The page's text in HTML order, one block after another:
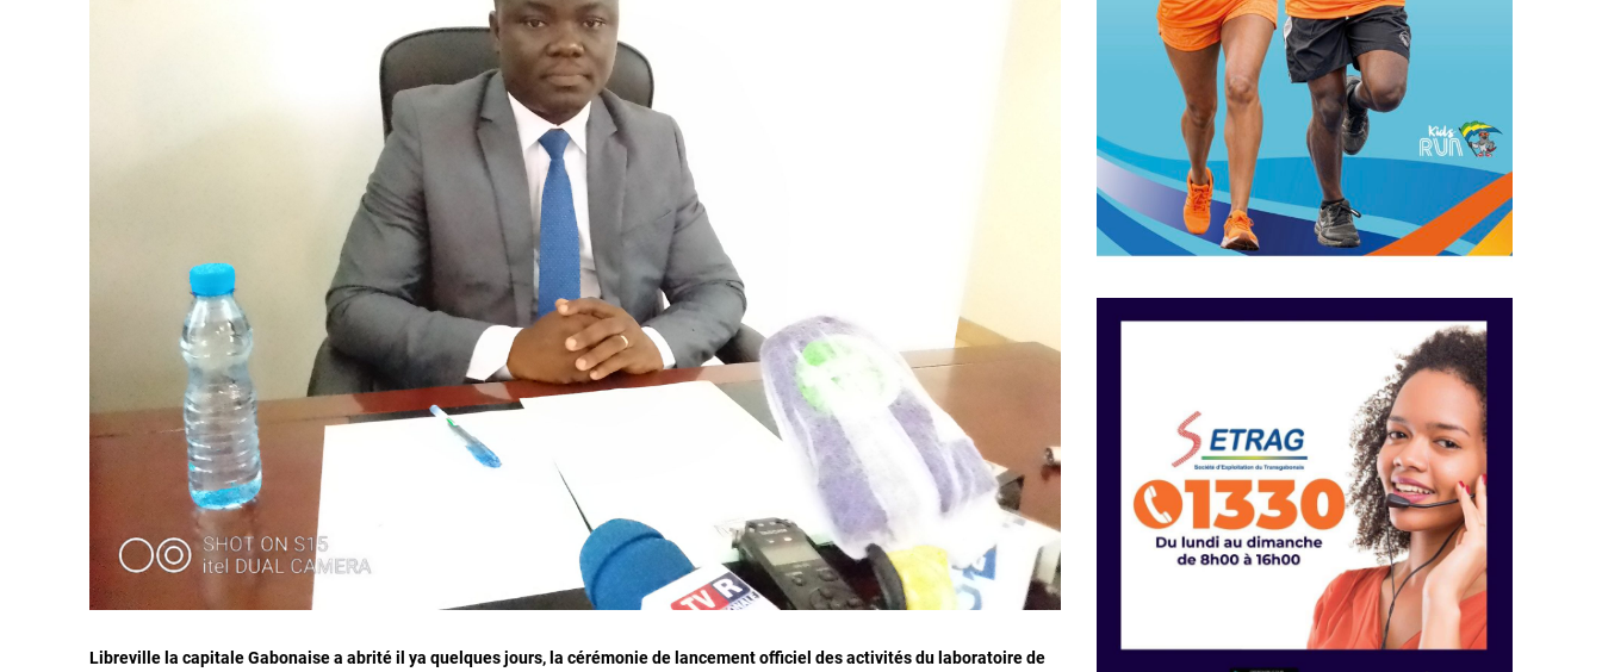
Libreville la capitale Gabonaise a abrité il ya quelques jours, la cérémonie de lancement officiel des activités du laboratoire de